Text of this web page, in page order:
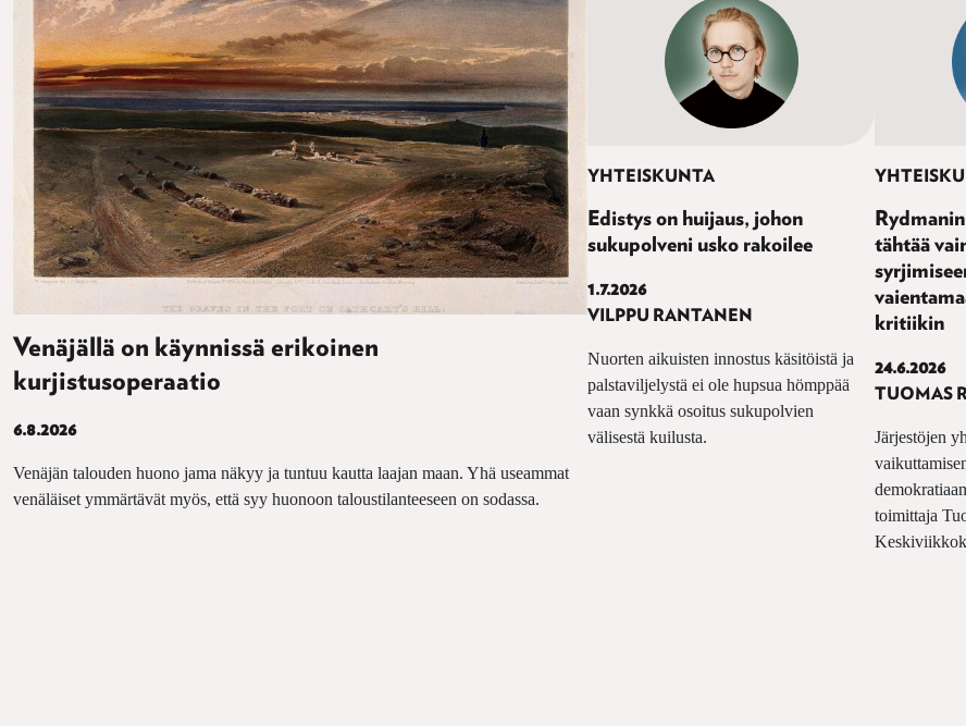
Venäjällä on käynnissä erikoinen
kurjistusoperaatio
6.8.2026
Venäjän talouden huono jama näkyy ja tuntuu kautta laajan maan. Yhä useammat
venäläiset ymmärtävät myös, että syy huonoon taloustilanteeseen on sodassa.
YHTEISKUNTA
Edistys on huijaus, johon
sukupolveni usko rakoilee
1.7.2026
VILPPU RANTANEN
Nuorten aikuisten innostus käsitöistä ja
palstaviljelystä ei ole hupsua hömppää
vaan synkkä osoitus sukupolvien
välisestä kuilusta.
tähtää
kritiikin
24.6.2026
TUOMAS
Järjestöjen
toimittaja